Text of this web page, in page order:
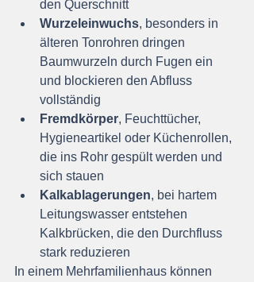
den Querschnitt
Wurzeleinwuchs, besonders in
älteren Tonrohren dringen
Baumwurzeln durch Fugen ein
und blockieren den Abfluss
vollständig
Fremdkörper, Feuchttücher,
Hygieneartikel oder Küchenrollen,
die ins Rohr gespült werden und
sich stauen
Kalkablagerungen, bei hartem
Leitungswasser entstehen
Kalkbrücken, die den Durchfluss
stark reduzieren
In einem Mehrfamilienhaus können